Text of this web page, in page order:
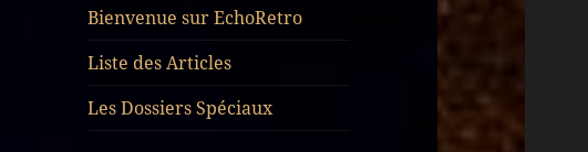
Bienvenue sur EchoRetro
Liste des Articles
Les Dossiers Spéciaux